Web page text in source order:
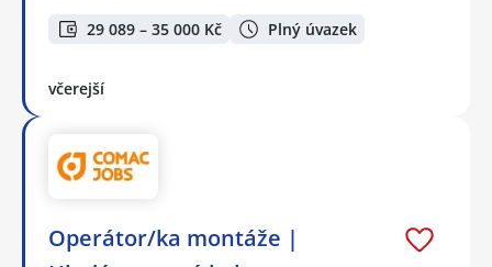
29 089 – 35 000 Kč Plný úvazek
včerejší
Operátor/ka montáže |